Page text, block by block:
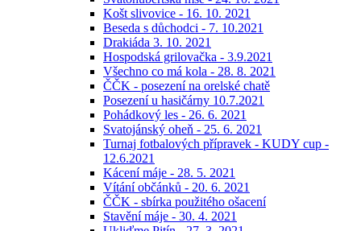
Košt slivovice - 16. 10. 2021
Beseda s důchodci - 7. 10.2021
Drakiáda 3. 10. 2021
Hospodská grilovačka - 3.9.2021
Všechno co má kola - 28. 8. 2021
ČČK - posezení na orelské chatě
Posezení u hasičárny 10.7.2021
Pohádkový les - 26. 6. 2021
Svatojánský oheň - 25. 6. 2021
Turnaj fotbalových přípravek - KUDY cup -
12.6.2021
Kácení máje - 28. 5. 2021
Vítání občánků - 20. 6. 2021
ČČK - sbírka použitého ošacení
Stavění máje - 30. 4. 2021